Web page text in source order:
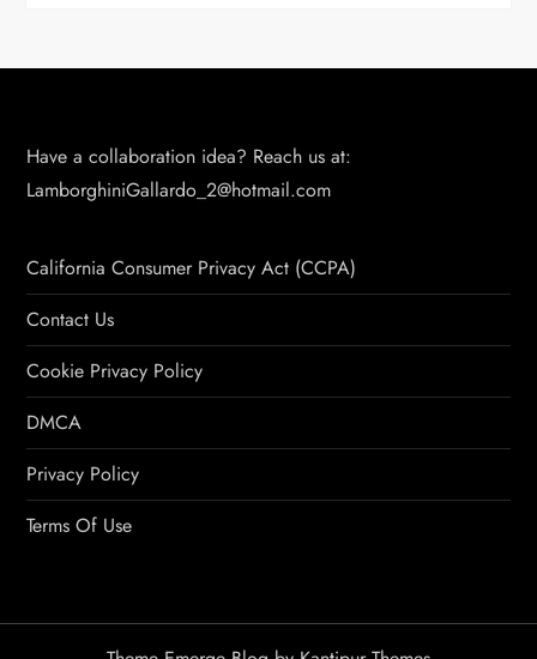
Have a collaboration idea? Reach us at:
LamborghiniGallardo_2@hotmail.com
California Consumer Privacy Act (CCPA)
Contact Us
Cookie Privacy Policy
DMCA
Privacy Policy
Terms Of Use